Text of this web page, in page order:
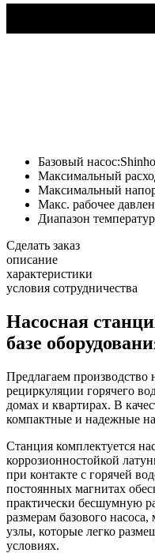
Базовый насос:
Максимальный
Максимальный
Макс. рабочее
Диапазон
Сделать заказ
описание
характеристики
условия сотрудничества
Насосная
базе
Предлагаем производство
рециркуляции горячего
домах и квартирах. В
компактные и надежные
Станция комплектуется
коррозионностойкой
при контакте с горячей
постоянных магнитах
практически бесшумную
размерам базового
узлы, которые легко
условиях.